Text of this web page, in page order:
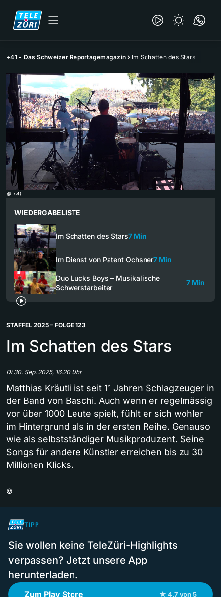
+41 - Das Schweizer Reportagemagazin Im Schatten des Stars
© +41
WIEDERGABELISTE
Im Schatten des Stars7 Min
Im Dienst von Patent Ochsner7 Min
Duo Lucks Boys – Musikalische
Schwerstarbeiter
7 Min
STAFFEL 2025 – FOLGE 123
Im Schatten des Stars
Di 30. Sep. 2025, 16.20 Uhr
Matthias Kräutli ist seit 11 Jahren Schlagzeuger in
der Band von Baschi. Auch wenn er regelmässig
vor über 1000 Leute spielt, fühlt er sich wohler
im Hintergrund als in der ersten Reihe. Genauso
wie als selbstständiger Musikproduzent. Seine
Songs für andere Künstler erreichen bis zu 30
Millionen Klicks.
©
TIPP
Sie wollen keine TeleZüri-Highlights
verpassen? Jetzt unsere App
herunterladen.
Zum Play Store ★ 4.7 von 5